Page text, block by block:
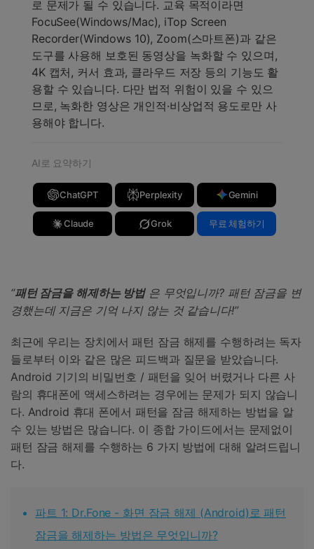
로 문제가 될 수 있습니다. 교육 목적이라면
FocuSee(Windows/Mac), iTop Screen
Recorder(Windows 10), Zoom(스마트폰)과 같은
도구를 사용해 보호된 동영상을 녹화할 수 있으며,
4K 캡처, 커서 효과, 클라우드 저장 등의 기능도 활
용할 수 있습니다. 다만 법적 위험이 있을 수 있으
므로, 녹화한 영상은 개인적·비상업적 용도로만 사
용해야 합니다.
AI로 요약하기
ChatGPT Perplexity Gemini
Claude Grok 무료 체험하기
“패턴 잠금을 해제하는 방법은 무엇입니까? 패턴 잠금을 변
경했는데 지금은 기억 나지 않는 것 같습니다!”
최근에 우리는 장치에서 패턴 잠금 해제를 수행하려는 독자
들로부터 이와 같은 많은 피드백과 질문을 받았습니다.
Android 기기의 비밀번호 / 패턴을 잊어 버렸거나 다른 사
람의 휴대폰에 액세스하려는 경우에는 문제가 되지 않습니
다. Android 휴대 폰에서 패턴을 잠금 해제하는 방법을 알
수 있는 방법은 많습니다. 이 종합 가이드에서는 문제없이
패턴 잠금 해제를 수행하는 6 가지 방법에 대해 알려드립니
다.
파트 1: Dr.Fone - 화면 잠금 해제 (Android)로 패턴
잠금을 해제하는 방법은 무엇입니까?